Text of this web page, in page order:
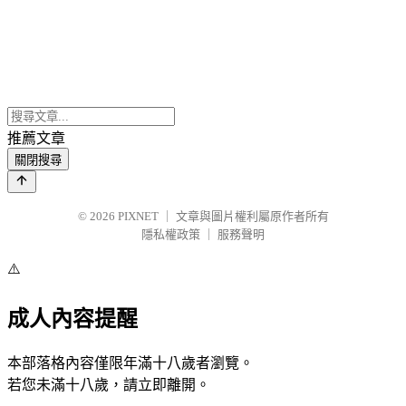
推薦文章
關閉搜尋
© 2026 PIXNET
文章與圖片權利屬原作者所有
隱私權政策
服務聲明
⚠️
成人內容提醒
本部落格內容僅限年滿十八歲者瀏覽。
若您未滿十八歲，請立即離開。